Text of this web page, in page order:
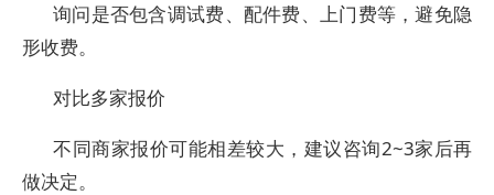
询问是否包含调试费、配件费、上门费等，避免隐
形收费。
对比多家报价
不同商家报价可能相差较大，建议咨询2~3家后再
做决定。